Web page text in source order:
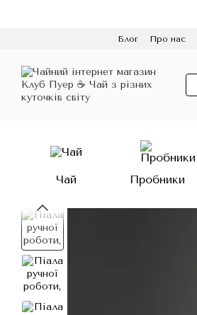
Блог Про нас
Чай Пробники